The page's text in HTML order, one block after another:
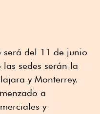
será del 11 de junio
sedes serán la
y Monterrey.
a
y